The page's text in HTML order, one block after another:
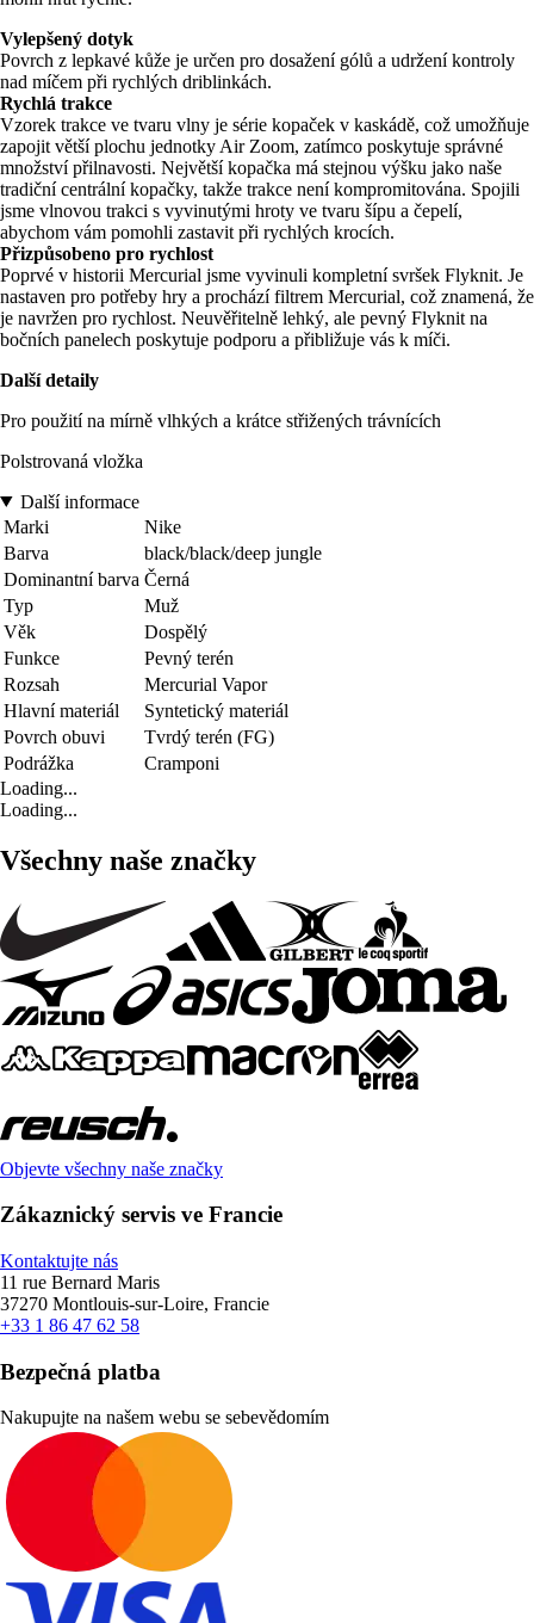
Vylepšený dotyk
Povrch z lepkavé kůže je určen pro dosažení gólů a udržení kontroly
nad míčem při rychlých driblinkách.
Rychlá trakce
Vzorek trakce ve tvaru vlny je série kopaček v kaskádě, což umožňuje
zapojit větší plochu jednotky Air Zoom, zatímco poskytuje správné
množství přilnavosti. Největší kopačka má stejnou výšku jako naše
tradiční centrální kopačky, takže trakce není kompromitována. Spojili
jsme vlnovou trakci s vyvinutými hroty ve tvaru šípu a čepelí,
abychom vám pomohli zastavit při rychlých krocích.
Přizpůsobeno pro rychlost
Poprvé v historii Mercurial jsme vyvinuli kompletní svršek Flyknit. Je
nastaven pro potřeby hry a prochází filtrem Mercurial, což znamená, že
je navržen pro rychlost. Neuvěřitelně lehký, ale pevný Flyknit na
bočních panelech poskytuje podporu a přibližuje vás k míči.
Další detaily
Pro použití na mírně vlhkých a krátce střižených trávnících
Polstrovaná vložka
Další informace
Marki
Nike
Barva
black/black/deep jungle
Dominantní barva Černá
Typ
Muž
Věk
Dospělý
Funkce
Pevný terén
Rozsah
Mercurial Vapor
Hlavní materiál
Syntetický materiál
Povrch obuvi
Tvrdý terén (FG)
Podrážka
Cramponi
Loading...
Loading...
Všechny naše značky
Objevte všechny naše značky
Zákaznický servis ve Francie
Kontaktujte nás
11 rue Bernard Maris
37270 Montlouis-sur-Loire, Francie
+33 1 86 47 62 58
Bezpečná platba
Nakupujte na našem webu se sebevědomím